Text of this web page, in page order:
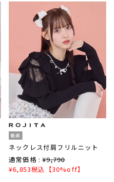
動画
ネックレス付肩フリルニット
通常価格 : ¥9,790
¥6,853税込 【30%off】